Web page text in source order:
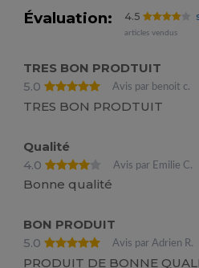
Évaluation: 4.5
articles vendus
TRES BON PRODTUIT
5.0
Avis par benoit c.
TRES BON PRODTUIT
Qualité
4.0
Avis par Emilie C.
Bonne qualité
BON PRODUIT
5.0
Avis par Adrien R.
PRODUIT DE BONNE